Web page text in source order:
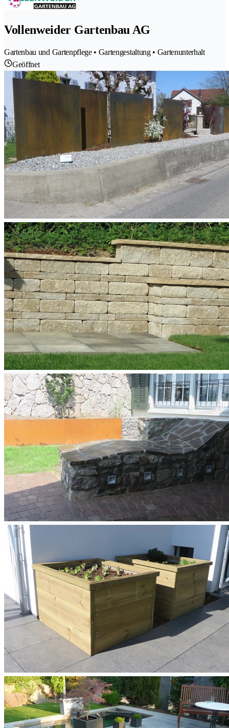
Vollenweider Gartenbau AG
Gartenbau und Gartenpflege • Gartengestaltung • Gartenunterhalt
Geöffnet